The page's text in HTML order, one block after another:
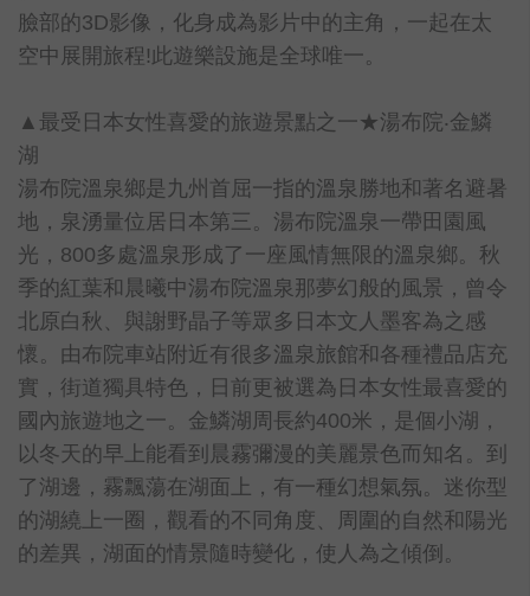
臉部的3D影像，化身成為影片中的主角，一起在太
空中展開旅程!此遊樂設施是全球唯一。
▲最受日本女性喜愛的旅遊景點之一★湯布院‧金鱗
湖
湯布院溫泉鄉是九州首屈一指的溫泉勝地和著名避暑
地，泉湧量位居日本第三。湯布院溫泉一帶田園風
光，800多處溫泉形成了一座風情無限的溫泉鄉。秋
季的紅葉和晨曦中湯布院溫泉那夢幻般的風景，曾令
北原白秋、與謝野晶子等眾多日本文人墨客為之感
懷。由布院車站附近有很多溫泉旅館和各種禮品店充
實，街道獨具特色，日前更被選為日本女性最喜愛的
國內旅遊地之一。金鱗湖周長約400米，是個小湖，
以冬天的早上能看到晨霧彌漫的美麗景色而知名。到
了湖邊，霧飄蕩在湖面上，有一種幻想氣氛。迷你型
的湖繞上一圈，觀看的不同角度、周圍的自然和陽光
的差異，湖面的情景隨時變化，使人為之傾倒。